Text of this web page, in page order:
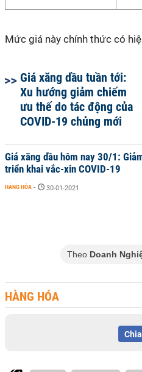
Mức giá này chính thức có
Giá xăng dầu tuần tới:
Xu hướng giảm chiếm
ưu thế do tác động của
COVID-19 chủng mới
Giá xăng dầu hôm nay 30/1:
triển khai vắc-xin COVID-19
HÀNG HÓA - 30-01-2021
Theo Doanh
HÀNG HÓA